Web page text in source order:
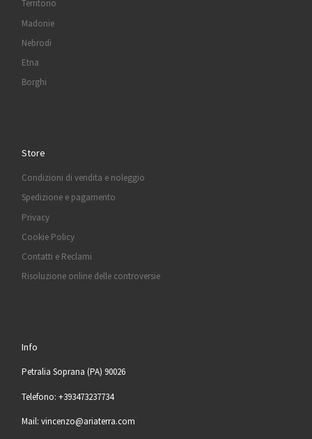
Territorio
Madonie
Nebrodi
Etna
Borghi
Store
Condizioni di vendita e noleggio
Spedizione e pagamento
Privacy
Cookie Policy
Contatti e Reclami
Risoluzione online delle controversie
Info
Petralia Soprana (PA) 90026
Telefono: +393473237734
Mail: vincenzo@ariaterra.com